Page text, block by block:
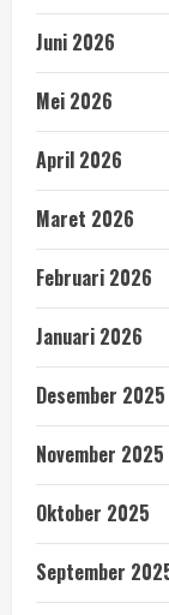
Juni 2026
Mei 2026
April 2026
Maret 2026
Februari 2026
Januari 2026
Desember 2025
November 2025
Oktober 2025
September